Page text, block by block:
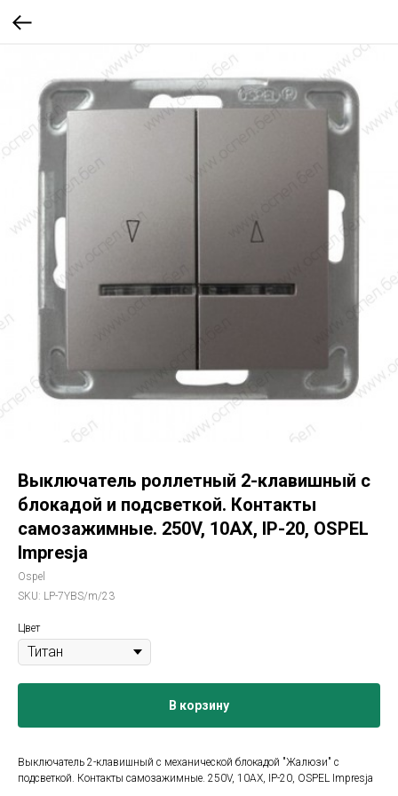
Выключатель роллетный 2-клавишный с
блокадой и подсветкой. Контакты
самозажимные. 250V, 10AX, IP-20, OSPEL
Impresja
Ospel
SKU: LP-7YBS/m/23
Цвет
В корзину
Выключатель 2-клавишный с механической блокадой "Жалюзи" с
подсветкой. Контакты самозажимные. 250V, 10AX, IP-20, OSPEL Impresja